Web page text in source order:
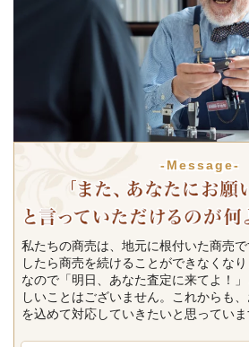
-Message-
私たちの商売は、地元に根付いた商売
したら商売を続けることができなくなり
なので「明日、あなた査定に来てよ！
しいことはございません。これからも
を込めて対応していきたいと思っていま